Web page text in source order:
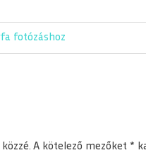
fotózáshoz
A kötelező mezőket *